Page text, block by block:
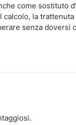
come
la
senza doversi